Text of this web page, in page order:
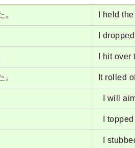
。 I held
I
I hit
。 It rolled
I will
I
I